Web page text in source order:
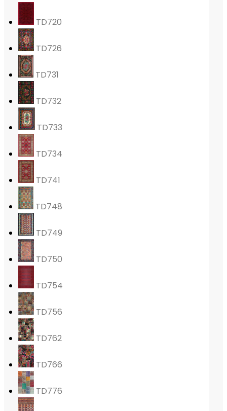
TD720
TD726
TD731
TD732
TD733
TD734
TD741
TD748
TD749
TD750
TD754
TD756
TD762
TD766
TD776